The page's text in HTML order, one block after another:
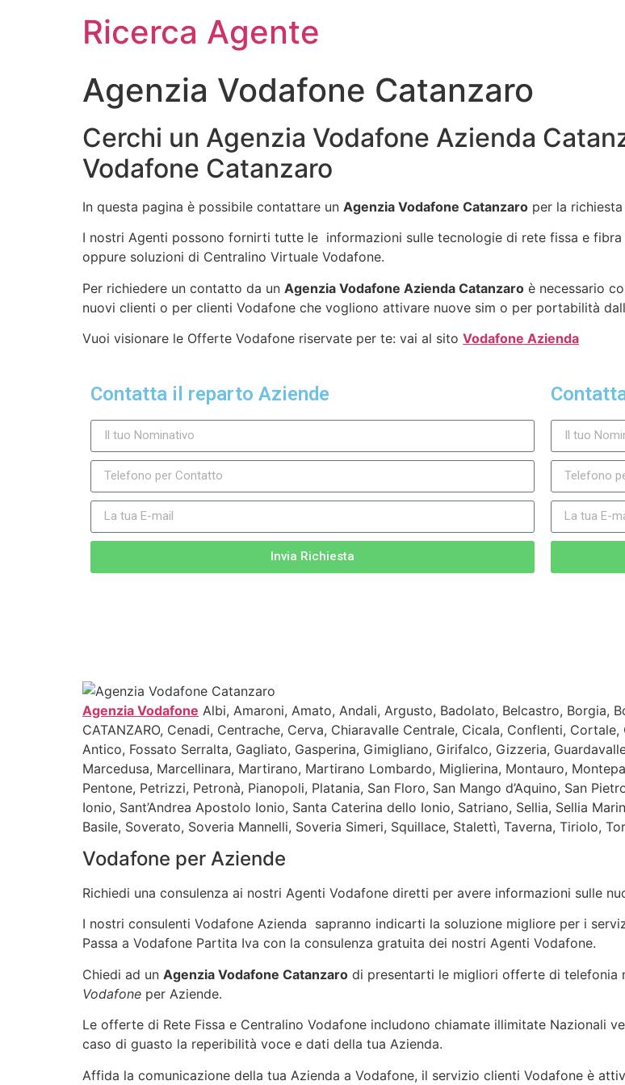
Ricerca Agente
Agenzia Vodafone Catanzaro
Cerchi un Agenzia Vodafone Azienda
Vodafone Catanzaro
In questa pagina è possibile contattare un Agenzia Vodafone Catanzaro per la
I nostri Agenti possono fornirti tutte le informazioni sulle tecnologie di rete fissa e
oppure soluzioni di Centralino Virtuale Vodafone.
Per richiedere un contatto da un Agenzia Vodafone Azienda Catanzaro è necessario
nuovi clienti o per clienti Vodafone che vogliono attivare nuove sim o per portabilità
Vuoi visionare le Offerte Vodafone riservate per te: vai al sito Vodafone Azienda
Contatta il reparto Aziende
Invia Richiesta
Agenzia Vodafone Albi, Amaroni, Amato, Andali, Argusto, Badolato, Belcastro, Borgia,
CATANZARO, Cenadi, Centrache, Cerva, Chiaravalle Centrale, Cicala, Conflenti,
Antico, Fossato Serralta, Gagliato, Gasperina, Gimigliano, Girifalco, Gizzeria,
Marcedusa, Marcellinara, Martirano, Martirano Lombardo, Miglierina, Montauro,
Pentone, Petrizzi, Petronà, Pianopoli, Platania, San Floro, San Mango d’Aquino, San
Ionio, Sant’Andrea Apostolo Ionio, Santa Caterina dello Ionio, Satriano, Sellia, Sellia
Basile, Soverato, Soveria Mannelli, Soveria Simeri, Squillace, Stalettì, Taverna, Tiriolo,
Vodafone per Aziende
Richiedi una consulenza ai nostri Agenti Vodafone diretti per avere informazioni sulle
I nostri consulenti Vodafone Azienda sapranno indicarti la soluzione migliore per i
Passa a Vodafone Partita Iva con la consulenza gratuita dei nostri Agenti Vodafone.
Chiedi ad un Agenzia Vodafone Catanzaro di presentarti le migliori offerte di telefonia
Vodafone per Aziende.
Le offerte di Rete Fissa e Centralino Vodafone includono chiamate illimitate
caso di guasto la reperibilità voce e dati della tua Azienda.
Affida la comunicazione della tua Azienda a Vodafone, il servizio clienti Vodafone è